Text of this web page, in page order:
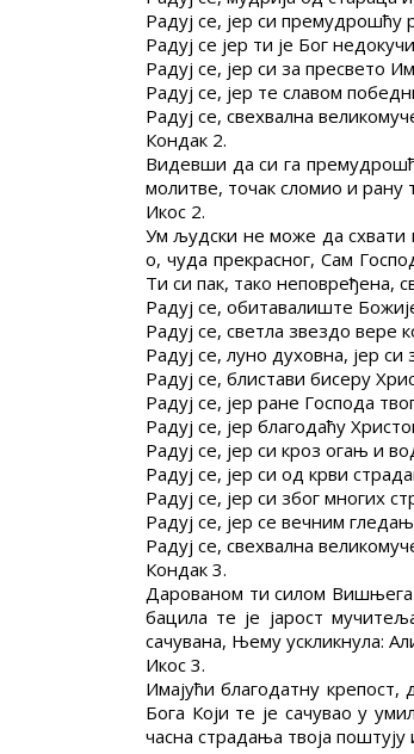
Радуј се, јер си
Радуј се јер ти је Бог
Радуј се, јер си за пресвето
Радуј се, јер те славом
Радуј се, свехвална
Кондак 2.
Видевши да си га
молитве, точак сломио и рану
Икос 2.
Ум људски не може да схвати
о, чуда прекрасног, Сам
Ти си пак, тако неповређена,
Радуј се, обитавалиште
Радуј се, светла звездо вере
Радуј се, луно духовна, јер
Радуј се, блистави бисеру
Радуј се, јер ране Господа
Радуј се, јер благодаћу
Радуј се, јер си кроз огањ и
Радуј се, јер си од крви
Радуј се, јер си због многих
Радуј се, јер се вечним
Радуј се, свехвална
Кондак 3.
Дарованом ти силом Вишњега
бацила те је јарост
сачувана, Њему ускликнула:
Икос 3.
Имајући благодатну
Бога Који те је сачувао у
часна страдања твоја поштују